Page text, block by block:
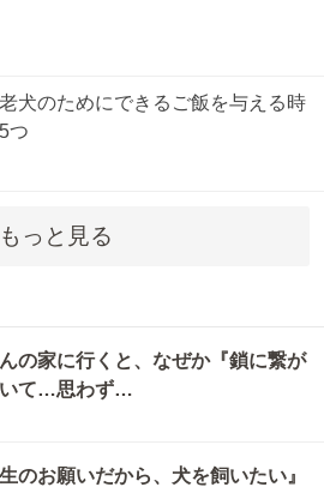
犬のためにできるご飯を与える時
つ
もっと見る
の家に行くと、なぜか『鎖に繋が
いて…思わず…
のお願いだから、犬を飼いたい』